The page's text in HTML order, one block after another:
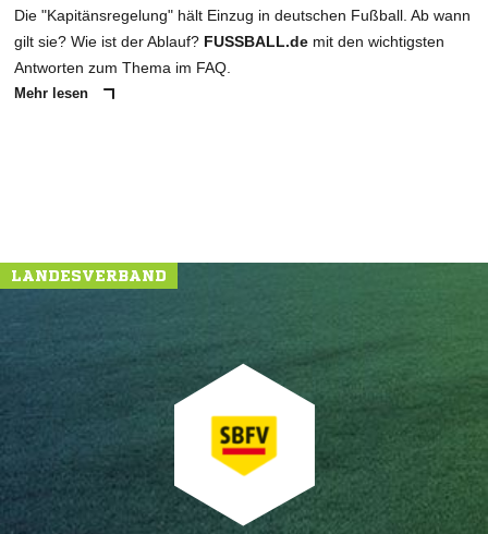
Die "Kapitänsregelung" hält Einzug in deutschen Fußball. Ab wann
gilt sie? Wie ist der Ablauf? FUSSBALL.de mit den wichtigsten
Antworten zum Thema im FAQ.
Mehr lesen
LANDESVERBAND